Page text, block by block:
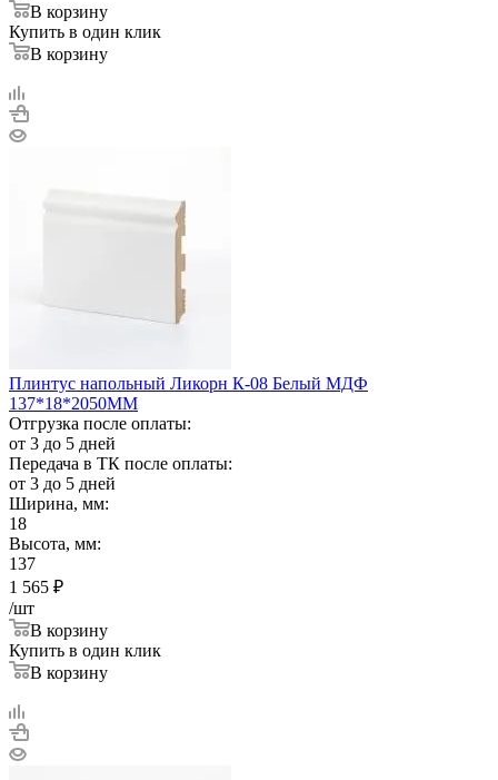
В корзину
Купить в один клик
В корзину
Плинтус напольный Ликорн К-08 Белый МДФ
137*18*2050ММ
Отгрузка после оплаты:
от 3 до 5 дней
Передача в ТК после оплаты:
от 3 до 5 дней
Ширина, мм:
18
Высота, мм:
137
1 565 ₽
/шт
В корзину
Купить в один клик
В корзину